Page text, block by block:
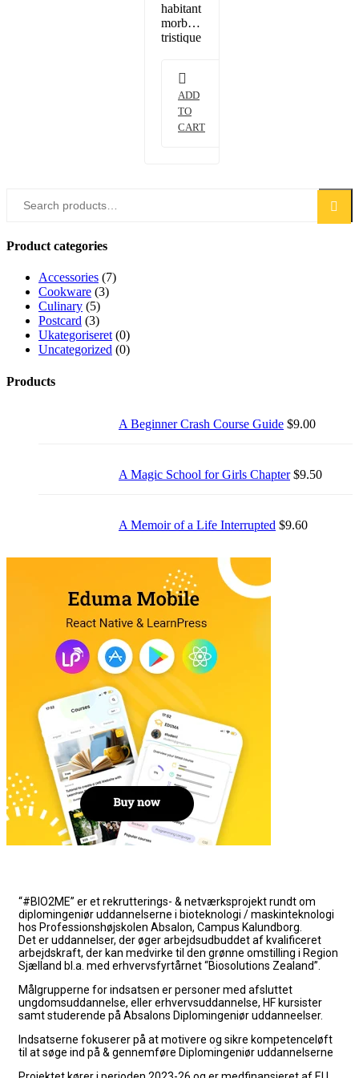
habitant
morbi
tristique
malesuada
fames
ADD
TO
CART
Search
Product categories
Accessories (7)
Cookware (3)
Culinary (5)
Postcard (3)
Ukategoriseret (0)
Uncategorized (0)
Products
A Beginner Crash Course Guide $9.00
A Magic School for Girls Chapter $9.50
A Memoir of a Life Interrupted $9.60
“#BIO2ME” er et rekrutterings- & netværksprojekt rundt om
diplomingeniør uddannelserne i bioteknologi / maskinteknologi
hos Professionshøjskolen Absalon, Campus Kalundborg.
Det er uddannelser, der øger arbejdsudbuddet af kvalificeret
arbejdskraft, der kan medvirke til den grønne omstilling i Region
Sjælland bl.a. med erhvervsfyrtårnet “Biosolutions Zealand”.
Målgrupperne for indsatsen er personer med afsluttet
ungdomsuddannelse, eller erhvervsuddannelse, HF kursister
samt studerende på Absalons Diplomingeniør uddanneelser.
Indsatserne fokuserer på atmotivere og sikre kompetenceløft
til at søge ind på & gennemføre Diplomingeniør uddannelserne